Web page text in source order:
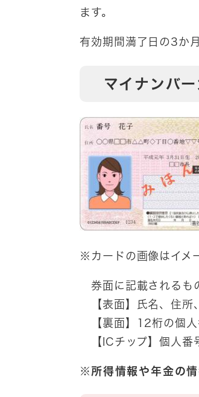
ます。
有効期間満了日の3か
マイナンバ
※カードの画像はイメ
券面に記載されるも
【表面】氏名、住所
【裏面】12桁の個人
【ICチップ】個人番
※ 所得情報や年金の